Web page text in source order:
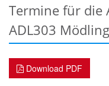
Termine für die
ADL303 Mödling
Download PDF